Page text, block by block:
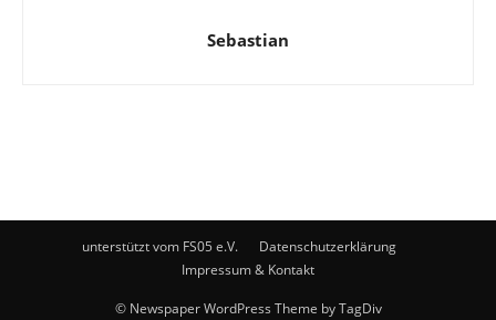
Sebastian
unterstützt vom FS05 e.V.
Datenschutzerklärung
Impressum & Kontakt
© Newspaper WordPress Theme by TagDiv